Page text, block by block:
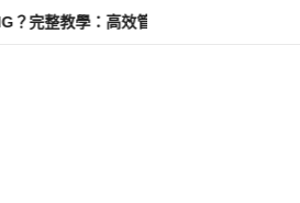
高效管理你的線上隱私與數據安全